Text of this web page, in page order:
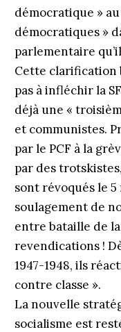
démocratique »
démocratiques »
parlementaire
Cette
pas à infléchir la
déjà une «
et communistes.
par le PCF à la
par des
sont révoqués le 5
soulagement de
entre bataille de
revendications !
1947-1948, ils
contre classe ».
La nouvelle
socialisme est